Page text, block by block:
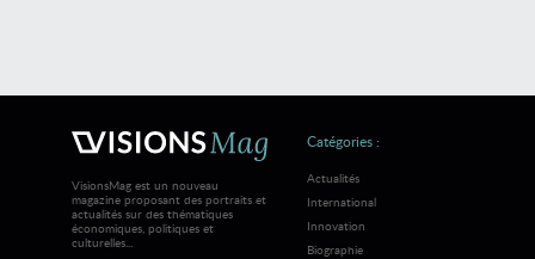
VisionsMag est un nouveau
magazine proposant des portraits et
actualités sur des thématiques
économiques, politiques et
culturelles...
Catégories :
Actualités
International
Innovation
Biographie